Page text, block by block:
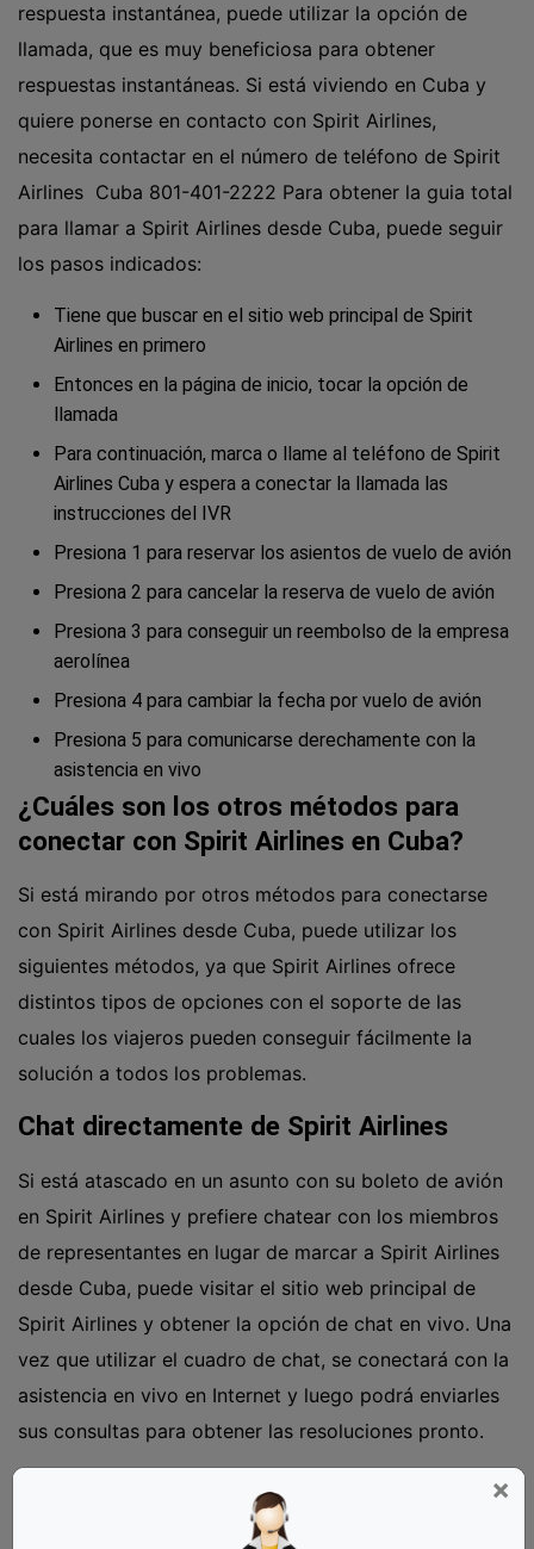
respuesta instantánea, puede utilizar la opción de
llamada, que es muy beneficiosa para obtener
respuestas instantáneas. Si está viviendo en Cuba y
quiere ponerse en contacto con Spirit Airlines,
necesita contactar en el número de teléfono de Spirit
Airlines Cuba 801-401-2222 Para obtener la guia total
para llamar a Spirit Airlines desde Cuba, puede seguir
los pasos indicados:
Tiene que buscar en el sitio web principal de Spirit
Airlines en primero
Entonces en la página de inicio, tocar la opción de
llamada
Para continuación, marca o llame al teléfono de Spirit
Airlines Cuba y espera a conectar la llamada las
instrucciones del IVR
Presiona 1 para reservar los asientos de vuelo de avión
Presiona 2 para cancelar la reserva de vuelo de avión
Presiona 3 para conseguir un reembolso de la empresa
aerolínea
Presiona 4 para cambiar la fecha por vuelo de avión
Presiona 5 para comunicarse derechamente con la
asistencia en vivo
¿Cuáles son los otros métodos para
conectar con Spirit Airlines en Cuba?
Si está mirando por otros métodos para conectarse
con Spirit Airlines desde Cuba, puede utilizar los
siguientes métodos, ya que Spirit Airlines ofrece
distintos tipos de opciones con el soporte de las
cuales los viajeros pueden conseguir fácilmente la
solución a todos los problemas.
Chat directamente de Spirit Airlines
Si está atascado en un asunto con su boleto de avión
en Spirit Airlines y prefiere chatear con los miembros
de representantes en lugar de marcar a Spirit Airlines
desde Cuba, puede visitar el sitio web principal de
Spirit Airlines y obtener la opción de chat en vivo. Una
vez que utilizar el cuadro de chat, se conectará con la
asistencia en vivo en Internet y luego podrá enviarles
sus consultas para obtener las resoluciones pronto.
Si no puede conectarse al servicio de atención al
×